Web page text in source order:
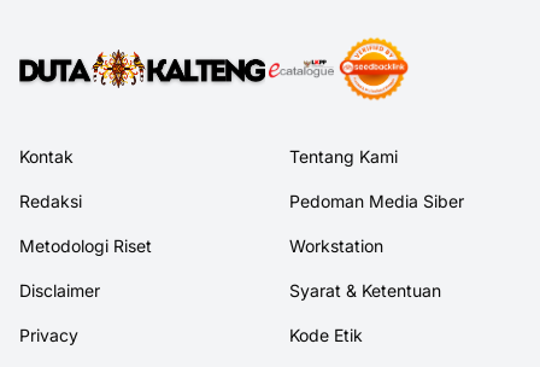
Kontak Tentang Kami
Redaksi Pedoman Media Siber
Metodologi Riset Workstation
Disclaimer Syarat & Ketentuan
Privacy Kode Etik